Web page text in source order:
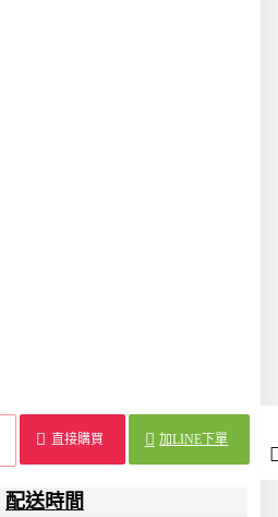
直接購買 加LINE下單
魔鬼沾
電線
束帶
束
貓頭造
型束帶
線材
收納
配送時間